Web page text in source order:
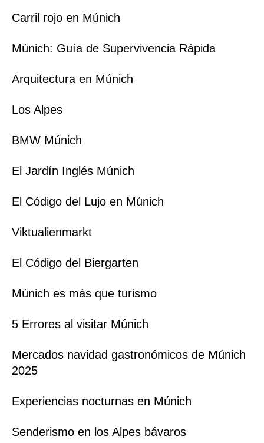
Carril rojo en Múnich
Múnich: Guía de Supervivencia Rápida
Arquitectura en Múnich
Los Alpes
BMW Múnich
El Jardín Inglés Múnich
El Código del Lujo en Múnich
Viktualienmarkt
El Código del Biergarten
Múnich es más que turismo
5 Errores al visitar Múnich
Mercados navidad gastronómicos de Múnich
2025
Experiencias nocturnas en Múnich
Senderismo en los Alpes bávaros